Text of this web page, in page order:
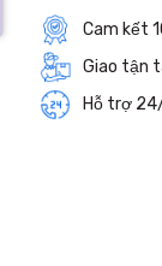
Cam kết
Giao tận
Hỗ trợ